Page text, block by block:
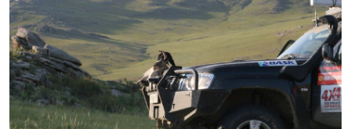
Утепленная синтетикой
Куртки
Брюки
Штормовая одежда
Куртки
Софтшелл одежда
Куртки
Брюки
Лёгкая одежда